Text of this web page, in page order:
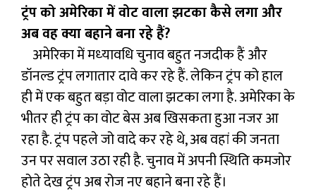
ट्रंप को अमेरिका में वोट वाला झटका कैसे लगा और
अब वह क्या बहाने बना रहे हैं?
अमेरिका में मध्‍यावधि चुनाव बहुत नजदीक हैं और
डॉनल्ड ट्रंप लगातार दावे कर रहे हैं. लेकिन ट्रंप को हाल
ही में एक बहुत बड़ा वोट वाला झटका लगा है. अमेरिका के
भीतर ही ट्रंप का वोट बेस अब खिसकता हुआ नजर आ
रहा है. ट्रंप पहले जो वादे कर रहे थे, अब वहां की जनता
उन पर सवाल उठा रही है. चुनाव में अपनी स्थिति कमजोर
होते देख ट्रंप अब रोज नए बहाने बना रहे हैं।